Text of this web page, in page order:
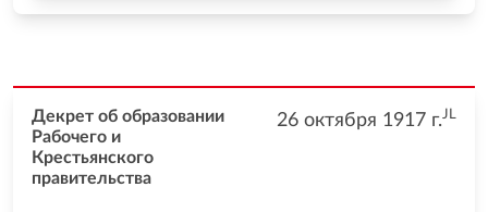
26 октября 1917 г.JL
Декрет об образовании
Рабочего и
Крестьянского
правительства